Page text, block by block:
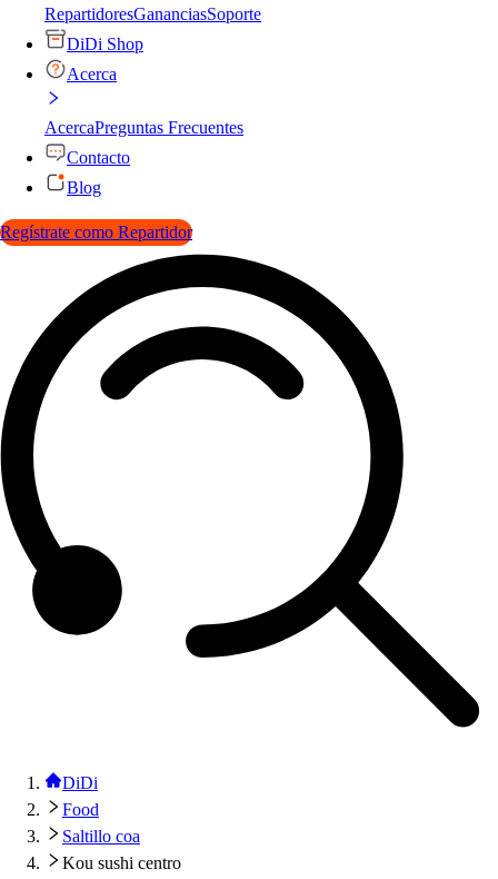
RepartidoresGananciasSoporte
DiDi Shop
Acerca
AcercaPreguntas Frecuentes
Contacto
Blog
Regístrate como Repartidor
DiDi
Food
Saltillo coa
Kou sushi centro